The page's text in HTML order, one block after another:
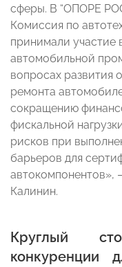
сферы. В “ОПОРЕ
Комиссия по
принимали участие
автомобильной
вопросах развития
ремонта
сокращению
фискальной
рисков при
барьеров для
автокомпонентов»,
Калинин.
Круглый
конкуренции